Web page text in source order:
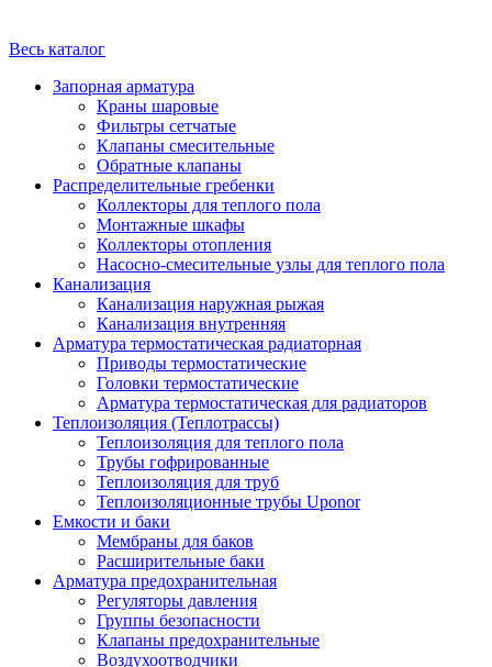
Весь каталог
Запорная арматура
Краны шаровые
Фильтры сетчатые
Клапаны смесительные
Обратные клапаны
Распределительные гребенки
Коллекторы для теплого пола
Монтажные шкафы
Коллекторы отопления
Насосно-смесительные узлы для теплого пола
Канализация
Канализация наружная рыжая
Канализация внутренняя
Арматура термостатическая радиаторная
Приводы термостатические
Головки термостатические
Арматура термостатическая для радиаторов
Теплоизоляция (Теплотрассы)
Теплоизоляция для теплого пола
Трубы гофрированные
Теплоизоляция для труб
Теплоизоляционные трубы Uponor
Емкости и баки
Мембраны для баков
Расширительные баки
Арматура предохранительная
Регуляторы давления
Группы безопасности
Клапаны предохранительные
Воздухоотводчики